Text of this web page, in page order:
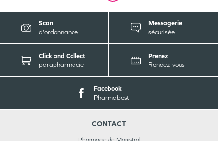
Scan
d'ordonnance
Messagerie
sécurisée
Click and Collect
parapharmacie
Prenez
Rendez-vous
Facebook
Pharmabest
CONTACT
Pharmacie de Monistrol